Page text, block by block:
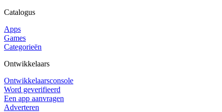
Catalogus
Apps
Games
Categorieën
Ontwikkelaars
Ontwikkelaarsconsole
Word geverifieerd
Een app aanvragen
Adverteren